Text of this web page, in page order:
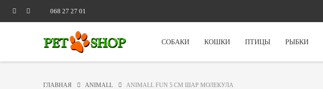
068 27 27 01
СОБАКИ КОШКИ ПТИЦЫ РЫБКИ
ГЛАВНАЯ ANIMALL ANIMALL FUN 5 CM ШАР МОЛЕКУЛА